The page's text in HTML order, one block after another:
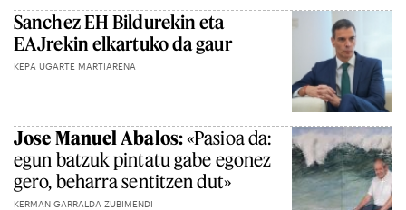
Sanchez EH Bildurekin eta
EAJrekin elkartuko da gaur
KEPA UGARTE MARTIARENA
Jose Manuel Abalos:«Pasioa da:
egun batzuk pintatu gabe egonez
gero, beharra sentitzen dut»
KERMAN GARRALDA ZUBIMENDI